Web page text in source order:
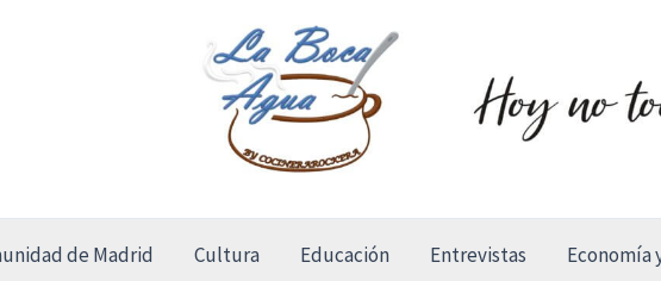
de Madrid Cultura Educación Entrevistas Economía